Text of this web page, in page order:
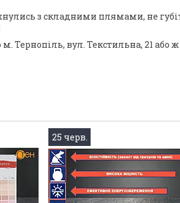
з складними плямами, не
Тернопіль, вул. Текстильна, 21 або
25 черв.